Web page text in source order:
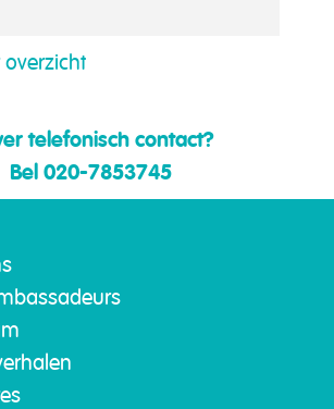
telefonisch contact?
Bel 020-7853745